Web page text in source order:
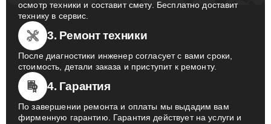
осмотр техники и составит смету. Бесплатно доставит
технику в сервис.
3. Ремонт техники
После диагностики инженер согласует с вами сроки,
стоимость, детали заказа и приступит к ремонту.
4. Гарантия
По завершении ремонта и оплаты мы выдадим вам
фирменную гарантию. Гарантия действует на услуги и